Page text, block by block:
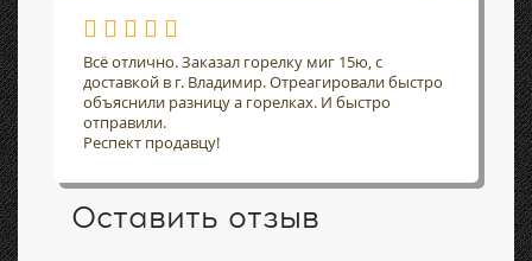
Всё отлично. Заказал горелку миг 15ю, с
доставкой в г. Владимир. Отреагировали быстро
объяснили разницу а горелках. И быстро
отправили.
Респект продавцу!
Оставить отзыв